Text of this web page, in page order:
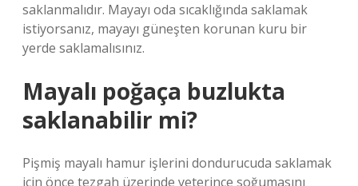
saklanmalıdır. Mayayı oda sıcaklığında saklamak
istiyorsanız, mayayı güneşten korunan kuru bir
yerde saklamalısınız.
Mayalı poğaça buzlukta
saklanabilir mi?
Pişmiş mayalı hamur işlerini dondurucuda saklamak
için önce tezgah üzerinde yeterince soğumasını